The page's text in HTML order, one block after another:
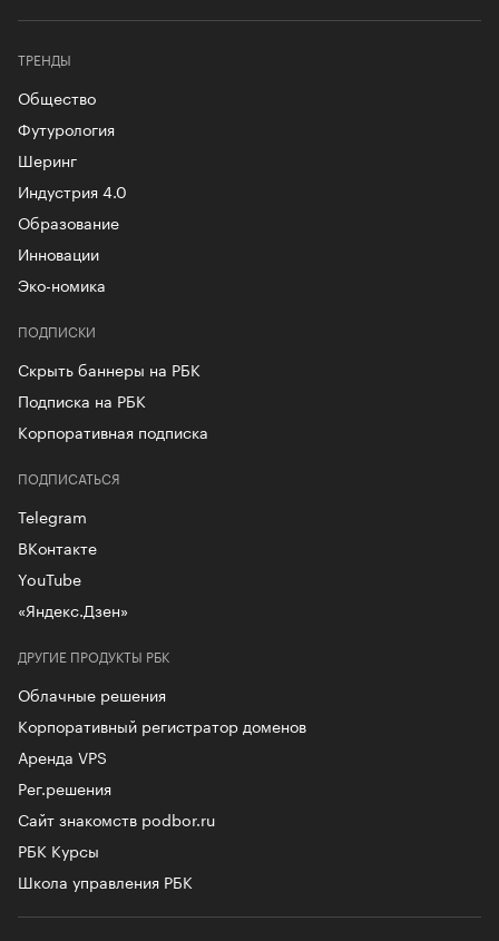
ТРЕНДЫ
Общество
Футурология
Шеринг
Индустрия 4.0
Образование
Инновации
Эко-номика
ПОДПИСКИ
Скрыть баннеры на РБК
Подписка на РБК
Корпоративная подписка
ДРУГИЕ ПРОДУКТЫ РБК
Облачные решения
Корпоративный регистратор доменов
Аренда VPS
Рег.решения
Сайт знакомств podbor.ru
РБК Курсы
Школа управления РБК
ПОДПИСАТЬСЯ
Telegram
ВКонтакте
YouTube
«Яндекс.Дзен»